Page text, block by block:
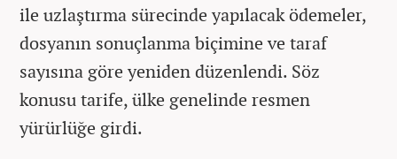
ile uzlaştırma sürecinde yapılacak ödemeler,
dosyanın sonuçlanma biçimine ve taraf
sayısına göre yeniden düzenlendi. Söz
konusu tarife, ülke genelinde resmen
yürürlüğe girdi.